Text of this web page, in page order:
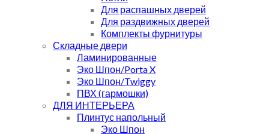
Для распашных дверей
Для раздвижных дверей
Комплекты фурнитуры
Складные двери
Ламинированные
Эко Шпон/Porta X
Эко Шпон/Twiggy
ПВХ (гармошки)
ДЛЯ ИНТЕРЬЕРА
Плинтус напольный
Эко Шпон